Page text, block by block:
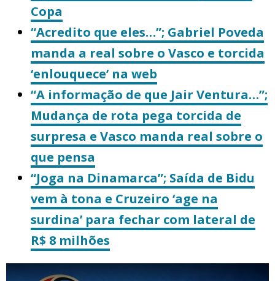
Copa
“Acredito que eles…”; Gabriel Poveda
manda a real sobre o Vasco e torcida
‘enlouquece’ na web
“A informação de que Jair Ventura…”;
Mudança de rota pega torcida de
surpresa e Vasco manda real sobre o
que pensa
“Joga na Dinamarca”; Saída de Bidu
vem à tona e Cruzeiro ‘age na
surdina’ para fechar com lateral de
R$ 8 milhões